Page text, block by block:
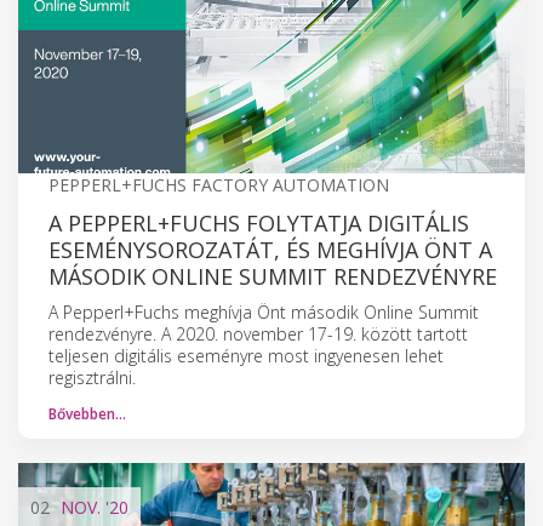
PEPPERL+FUCHS FACTORY AUTOMATION
A PEPPERL+FUCHS FOLYTATJA DIGITÁLIS
ESEMÉNYSOROZATÁT, ÉS MEGHÍVJA ÖNT A
MÁSODIK ONLINE SUMMIT RENDEZVÉNYRE
A Pepperl+Fuchs meghívja Önt második Online Summit
rendezvényre. A 2020. november 17-19. között tartott
teljesen digitális eseményre most ingyenesen lehet
regisztrálni.
Bővebben…
02 NOV. '20